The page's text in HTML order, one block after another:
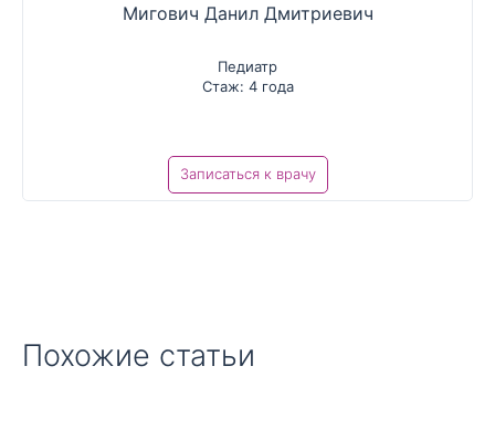
Мигович Данил Дмитриевич
Педиатр
Стаж: 4 года
Записаться к врачу
Похожие статьи